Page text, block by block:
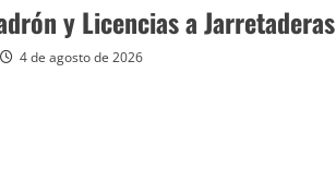
y Licencias a Jarretaderas
4 de agosto de 2026